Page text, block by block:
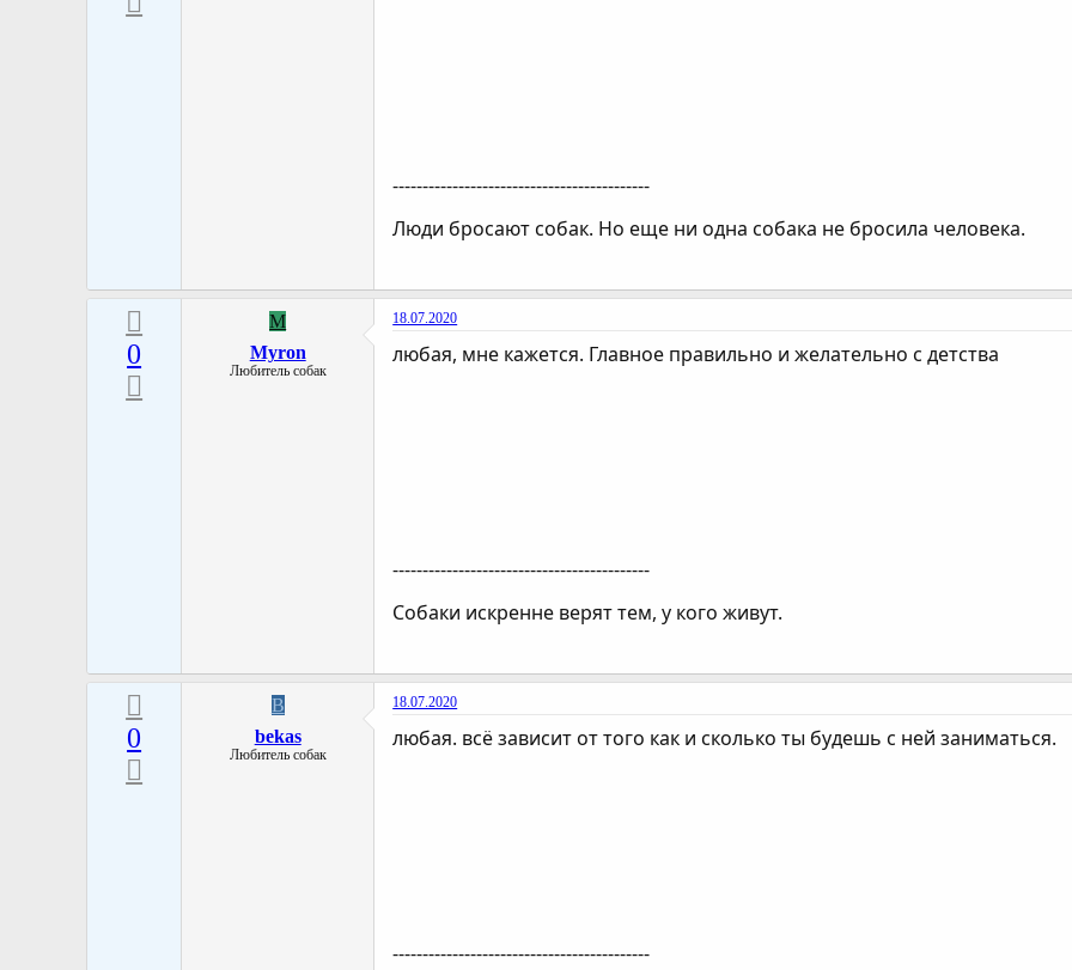
-------------------------------------------
Люди бросают собак. Но еще ни одна собака не бросила человека.
0
M
Myron
Любитель собак
18.07.2020
любая, мне кажется. Главное правильно и желательно с детства
-------------------------------------------
Собаки искренне верят тем, у кого живут.
0
B
bekas
Любитель собак
18.07.2020
любая. всё зависит от того как и сколько ты будешь с ней заниматься.
-------------------------------------------